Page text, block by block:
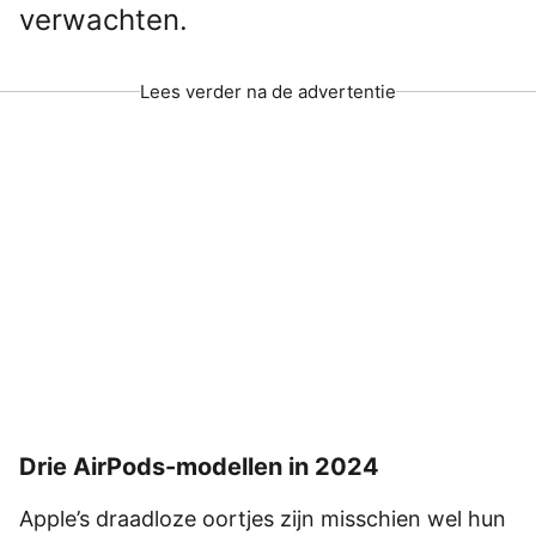
verwachten.
Lees verder na de advertentie
Drie AirPods-modellen in 2024
Apple’s draadloze oortjes zijn misschien wel hun